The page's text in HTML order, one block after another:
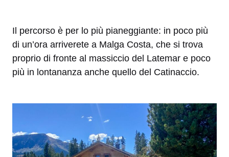
Il percorso è per lo più pianeggiante: in poco più
di un’ora arriverete a Malga Costa, che si trova
proprio di fronte al massiccio del Latemar e poco
più in lontananza anche quello del Catinaccio.